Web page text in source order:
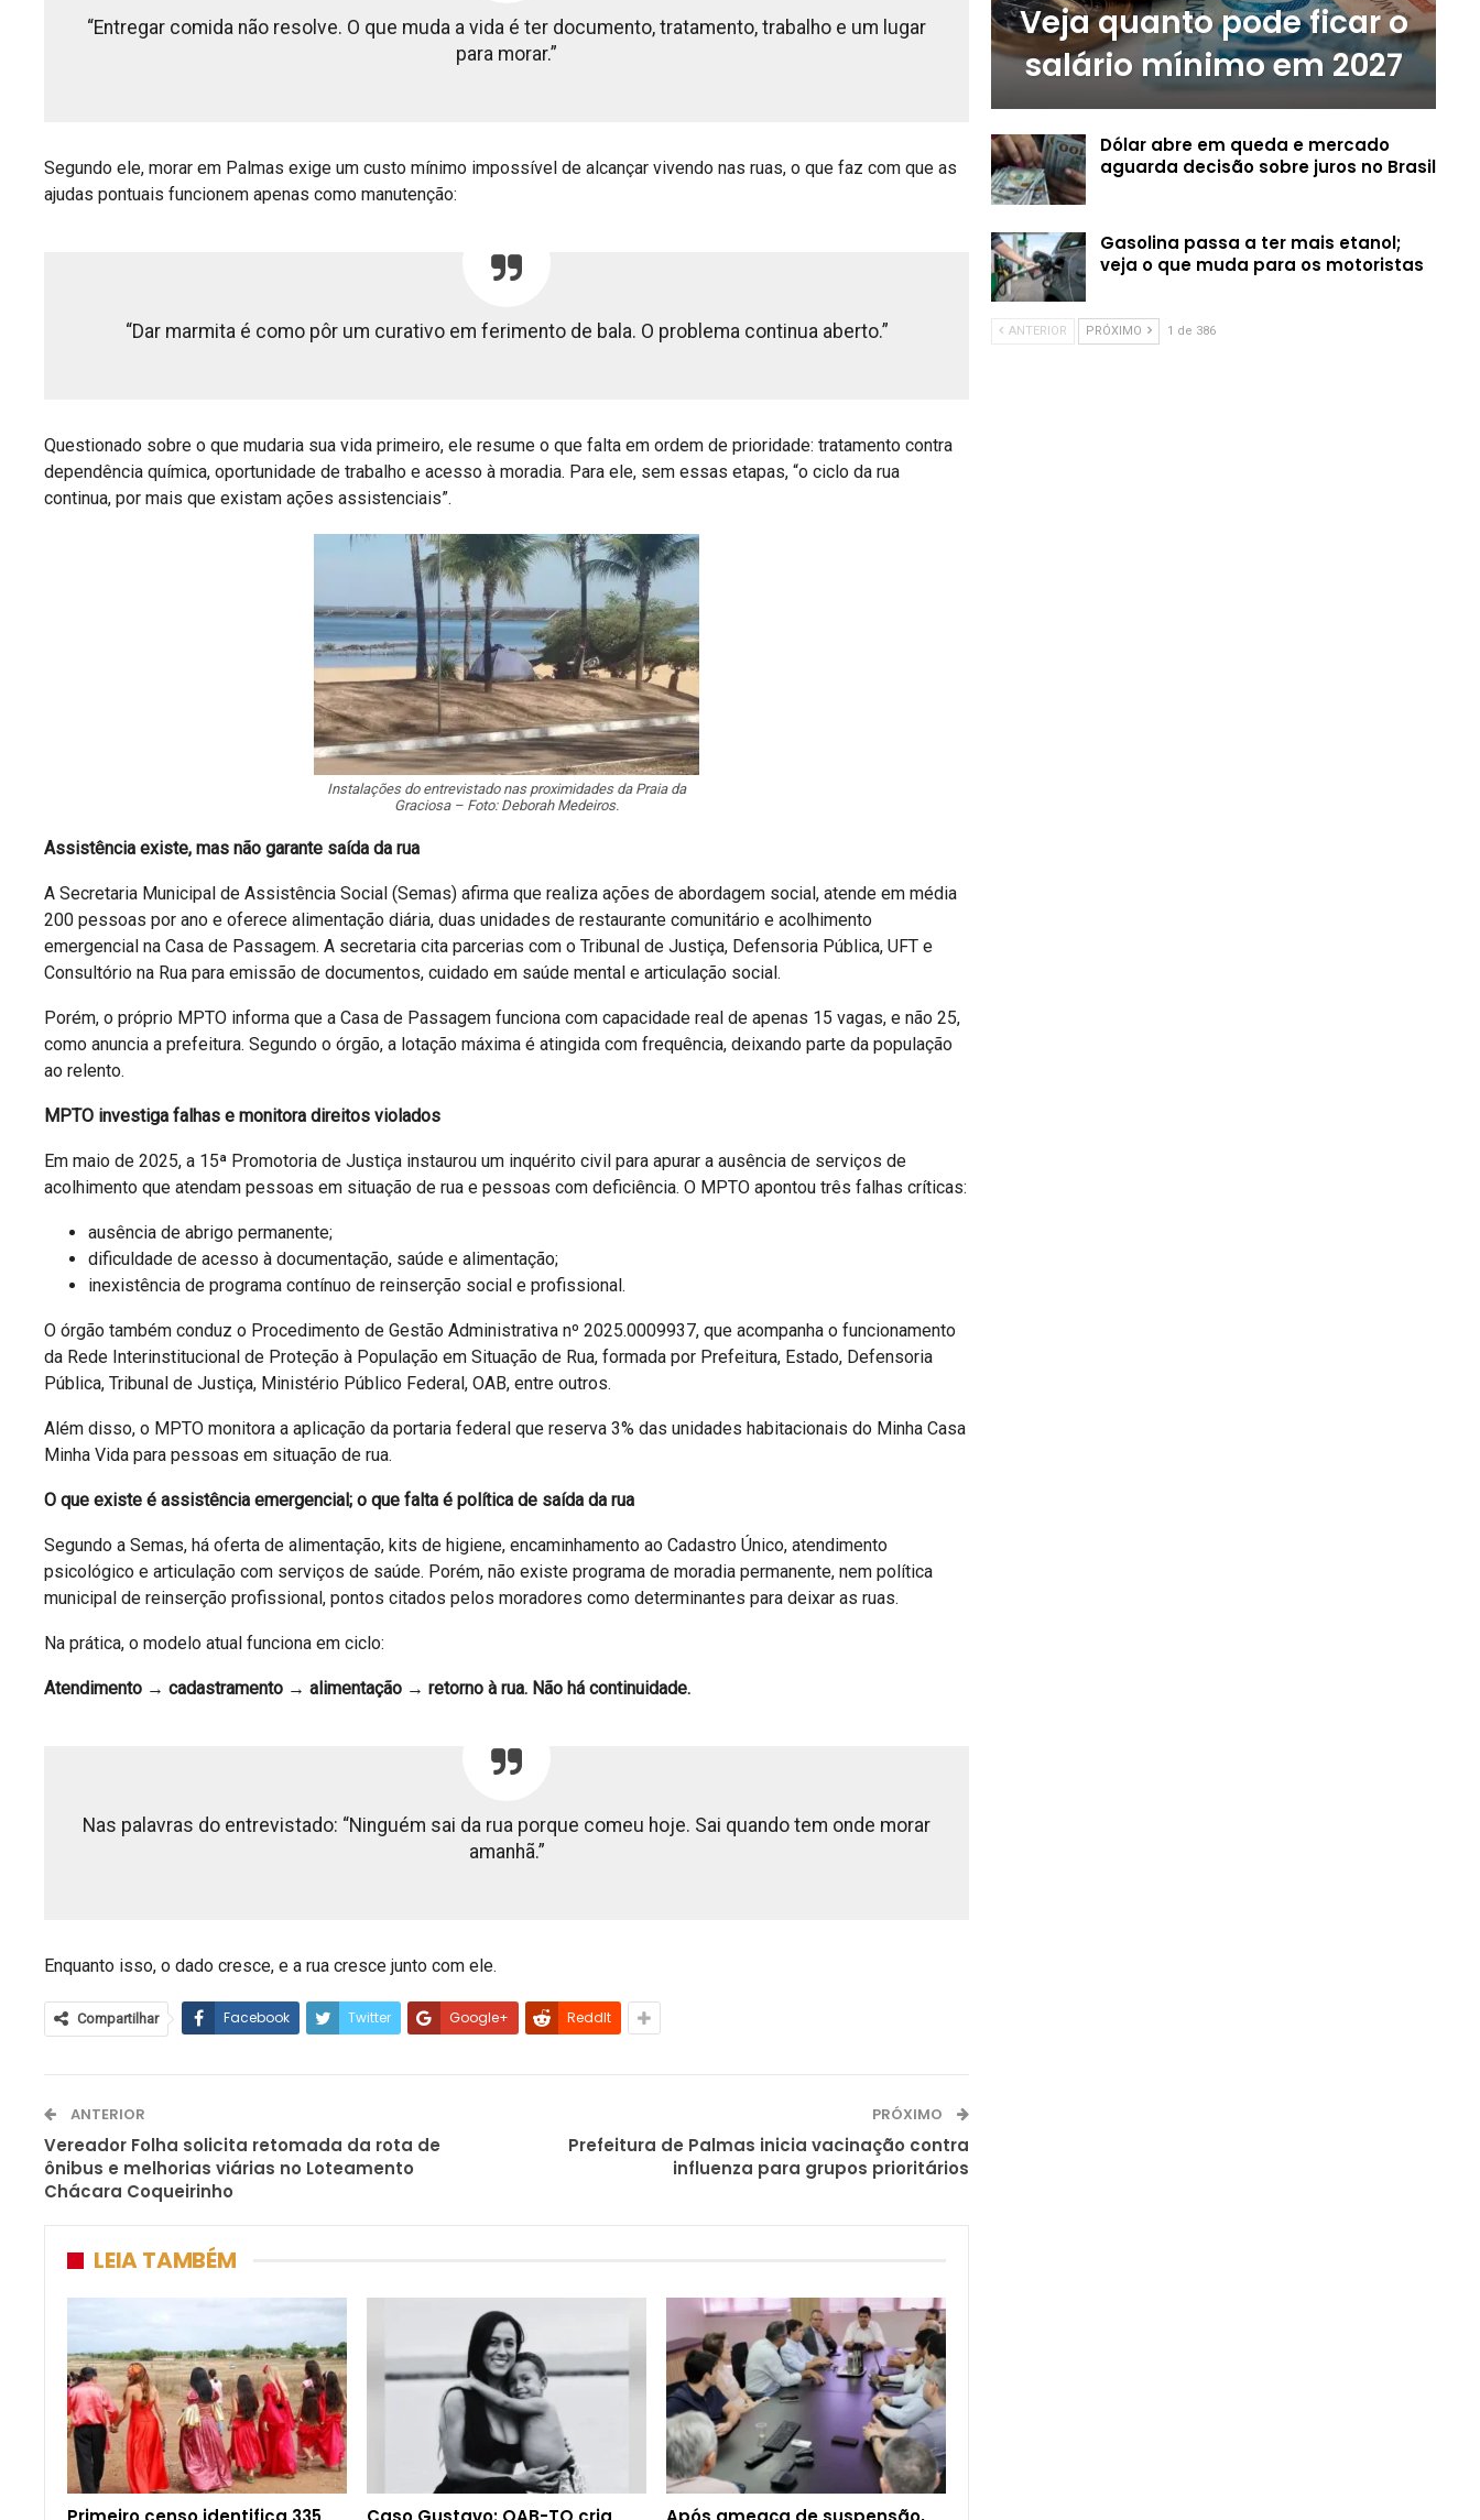
“Entregar comida não resolve. O que muda a vida é ter documento, tratamento, trabalho e um lugar
para morar.”
Segundo ele, morar em Palmas exige um custo mínimo impossível de alcançar vivendo nas ruas, o que faz com que as
ajudas pontuais funcionem apenas como manutenção:
“Dar marmita é como pôr um curativo em ferimento de bala. O problema continua aberto.”
Questionado sobre o que mudaria sua vida primeiro, ele resume o que falta em ordem de prioridade: tratamento contra
dependência química, oportunidade de trabalho e acesso à moradia. Para ele, sem essas etapas, “o ciclo da rua
continua, por mais que existam ações assistenciais”.
Instalações do entrevistado nas proximidades da Praia da
Graciosa – Foto: Deborah Medeiros.
Assistência existe, mas não garante saída da rua
A Secretaria Municipal de Assistência Social (Semas) afirma que realiza ações de abordagem social, atende em média
200 pessoas por ano e oferece alimentação diária, duas unidades de restaurante comunitário e acolhimento
emergencial na Casa de Passagem. A secretaria cita parcerias com o Tribunal de Justiça, Defensoria Pública, UFT e
Consultório na Rua para emissão de documentos, cuidado em saúde mental e articulação social.
Porém, o próprio MPTO informa que a Casa de Passagem funciona com capacidade real de apenas 15 vagas, e não 25,
como anuncia a prefeitura. Segundo o órgão, a lotação máxima é atingida com frequência, deixando parte da população
ao relento.
MPTO investiga falhas e monitora direitos violados
Em maio de 2025, a 15ª Promotoria de Justiça instaurou um inquérito civil para apurar a ausência de serviços de
acolhimento que atendam pessoas em situação de rua e pessoas com deficiência. O MPTO apontou três falhas críticas:
ausência de abrigo permanente;
dificuldade de acesso à documentação, saúde e alimentação;
inexistência de programa contínuo de reinserção social e profissional.
O órgão também conduz o Procedimento de Gestão Administrativa nº 2025.0009937, que acompanha o funcionamento
da Rede Interinstitucional de Proteção à População em Situação de Rua, formada por Prefeitura, Estado, Defensoria
Pública, Tribunal de Justiça, Ministério Público Federal, OAB, entre outros.
Além disso, o MPTO monitora a aplicação da portaria federal que reserva 3% das unidades habitacionais do Minha Casa
Minha Vida para pessoas em situação de rua.
O que existe é assistência emergencial; o que falta é política de saída da rua
Segundo a Semas, há oferta de alimentação, kits de higiene, encaminhamento ao Cadastro Único, atendimento
psicológico e articulação com serviços de saúde. Porém, não existe programa de moradia permanente, nem política
municipal de reinserção profissional, pontos citados pelos moradores como determinantes para deixar as ruas.
Na prática, o modelo atual funciona em ciclo:
Atendimento → cadastramento → alimentação → retorno à rua. Não há continuidade.
Nas palavras do entrevistado: “Ninguém sai da rua porque comeu hoje. Sai quando tem onde morar
amanhã.”
Enquanto isso, o dado cresce, e a rua cresce junto com ele.
Compartilhar Facebook Twitter Google+ ReddIt
ANTERIOR
Vereador Folha solicita retomada da rota de
ônibus e melhorias viárias no Loteamento
Chácara Coqueirinho
PRÓXIMO
Prefeitura de Palmas inicia vacinação contra
influenza para grupos prioritários
LEIA TAMBÉM
Veja quanto pode ficar o
salário mínimo em 2027
Dólar abre em queda e mercado
aguarda decisão sobre juros no Brasil
Gasolina passa a ter mais etanol;
veja o que muda para os motoristas
ANTERIOR PRÓXIMO 1 de 386